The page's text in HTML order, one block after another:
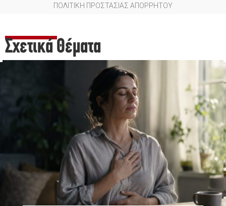
ΠΟΛΙΤΙΚΗ ΠΡΟΣΤΑΣΙΑΣ ΑΠΟΡΡΗΤΟΥ
Σχετικά Θέματα